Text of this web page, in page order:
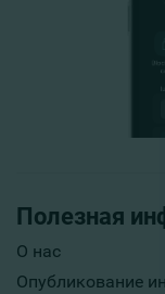
Полезная
О нас
Опубликование